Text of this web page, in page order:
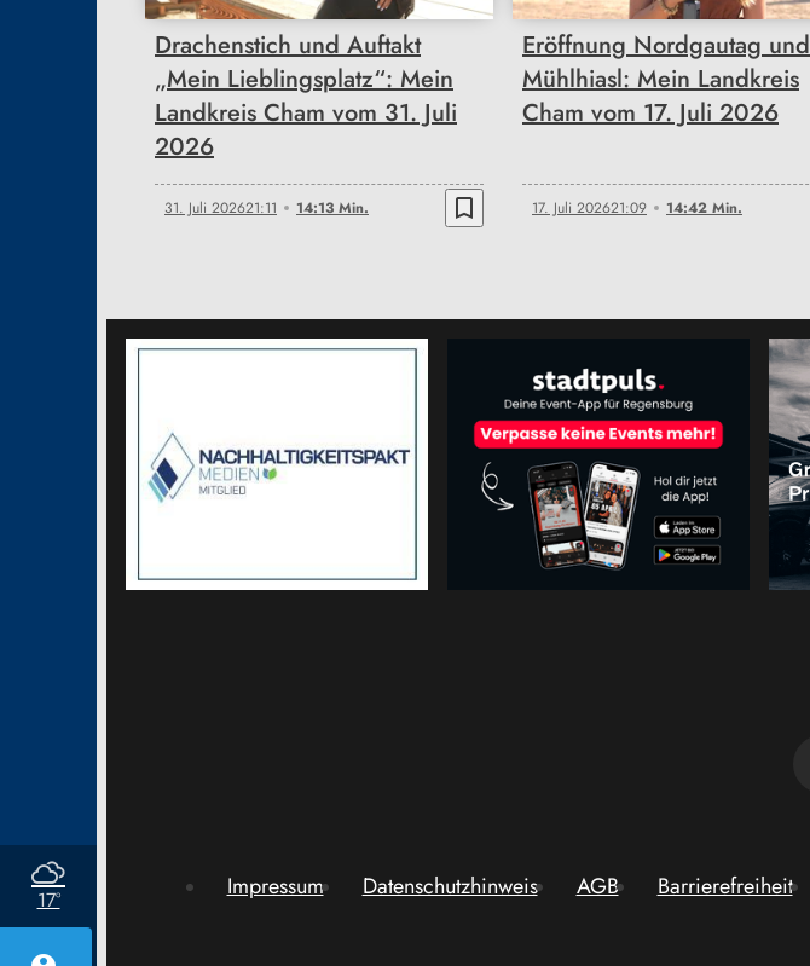
17°
Drachenstich und Auftakt
„Mein Lieblingsplatz“: Mein
Landkreis Cham vom 31. Juli
2026
31. Juli 202621:11 14:13 Min. bookmark_border
Eröffnung Nordgautag und
Mühlhiasl: Mein Landkreis
Cham vom 17. Juli 2026
17. Juli 202621:09 14:42 Min.
Impressum Datenschutzhinweis AGB Barrierefreiheit